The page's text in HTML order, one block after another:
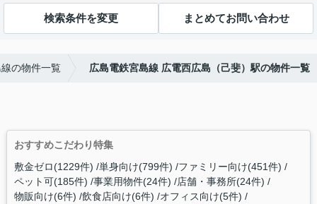
検索条件を変更 まとめてお問い合わせ
の物件一覧 広島電鉄宮島線 広電西広島（己斐）駅の物件一覧
おすすめこだわり特集
敷金ゼロ(1229件) 単身向け(799件) ファミリー向け(451件)
ペット可(185件) 事業用物件(24件) 店舗・事務所(24件)
物販向け(6件) 飲食店向け(6件) オフィス向け(5件)